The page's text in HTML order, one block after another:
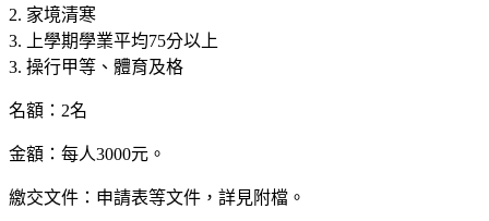
2. 家境清寒
3. 上學期學業平均75分以上
3. 操行甲等、體育及格
名額：2名
金額：每人3000元。
繳交文件：申請表等文件，詳見附檔。